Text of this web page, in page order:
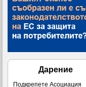
Дарение
Подкрепете Асоциация